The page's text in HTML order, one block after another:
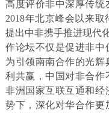
高度评价非中深厚传统
2018年北京峰会以来
提出中非携手推进现代
作论坛不仅是促进非中
为引领南南合作的光
利共赢，中国对非合作
非洲国家互联互通和经
势下，深化对华合作更